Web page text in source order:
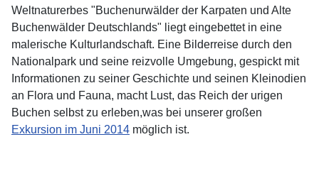
Weltnaturerbes "Buchenurwälder der Karpaten und Alte
Buchenwälder Deutschlands" liegt eingebettet in eine
malerische Kulturlandschaft. Eine Bilderreise durch den
Nationalpark und seine reizvolle Umgebung, gespickt mit
Informationen zu seiner Geschichte und seinen Kleinodien
an Flora und Fauna, macht Lust, das Reich der urigen
Buchen selbst zu erleben,was bei unserer großen
Exkursion im Juni 2014 möglich ist.